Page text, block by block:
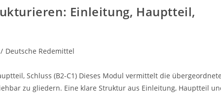
Einleitung, Hauptteil,
/ Deutsche Redemittel
Schluss (B2-C1) Dieses Modul vermittelt die
zu gliedern. Eine klare Struktur aus Einleitung, Hauptteil